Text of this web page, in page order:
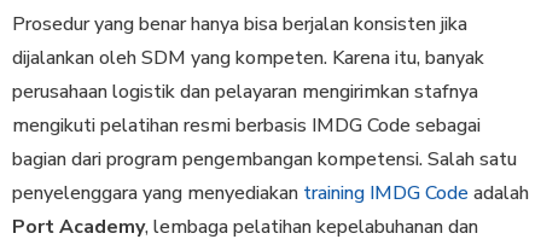
Prosedur yang benar hanya bisa berjalan konsisten jika
dijalankan oleh SDM yang kompeten. Karena itu, banyak
perusahaan logistik dan pelayaran mengirimkan stafnya
mengikuti pelatihan resmi berbasis IMDG Code sebagai
bagian dari program pengembangan kompetensi. Salah satu
penyelenggara yang menyediakan training IMDG Codeadalah
Port Academy, lembaga pelatihan kepelabuhanan dan